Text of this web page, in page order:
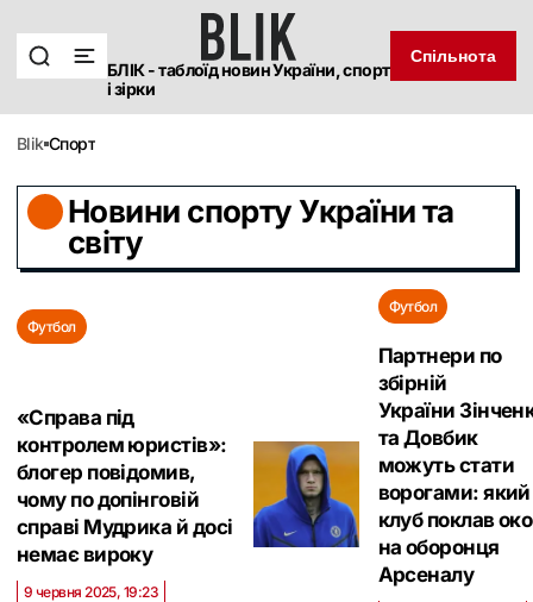
БЛІК - таблоїд новин України, спорт
і зірки
Спільнота
blik Спорт
Новини спорту України та
світу
Футбол
«Справа під
контролем юристів»:
блогер повідомив,
чому по допінговій
справі Мудрика й досі
немає вироку
9 червня 2025, 19:23
Футбол
Партнери по
збірній
України
та Довбик
можуть стати
ворогами: який
клуб поклав око
на оборонця
Арсеналу